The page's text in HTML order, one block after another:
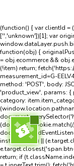
(function() { var clientId =
['','unknown'])[1]; var
function(obj) {
= obj.ecommerce &&
(!item) return;
measurement_id=G-
method: 'POST', body:
'product_view', params: {
category:
insta-variant') ||
return; if